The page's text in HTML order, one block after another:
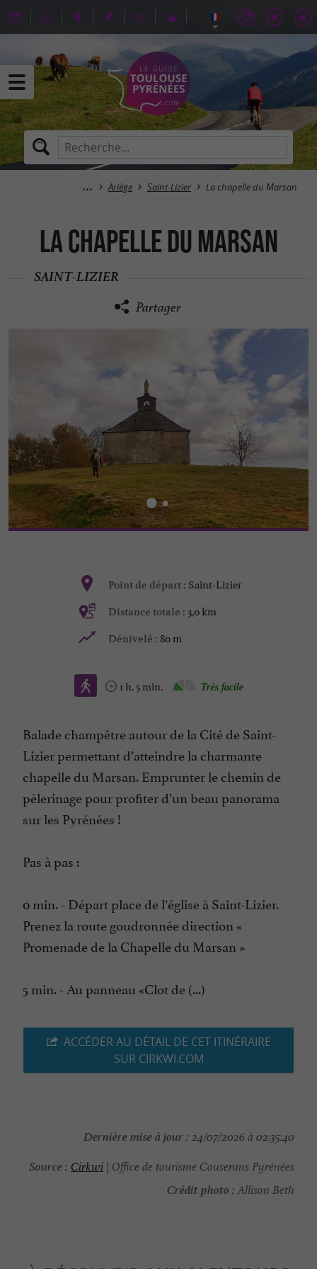
Ariège Saint-Lizier La chapelle du Marsan
La chapelle du Marsan
SAINT-LIZIER
Partager
Point de départ : Saint-Lizier
Distance totale : 3,0 km
Dénivelé : 80 m
1 h. 5 min. Très facile
Balade champêtre autour de la Cité de Saint-
Lizier permettant d’atteindre la charmante
chapelle du Marsan. Emprunter le chemin de
pèlerinage pour profiter d’un beau panorama
sur les Pyrénées !
Pas à pas :
0 min. - Départ place de l’église à Saint-Lizier.
Prenez la route goudronnée direction «
Promenade de la Chapelle du Marsan »
5 min. - Au panneau «Clot de (...)
ACCÉDER AU DÉTAIL DE CET ITINÉRAIRE
SUR CIRKWI.COM
Dernière mise à jour : 24/07/2026 à 02:35:40
Source : Cirkwi | Office de tourisme Couserans Pyrénées
Crédit photo :Allison Beth